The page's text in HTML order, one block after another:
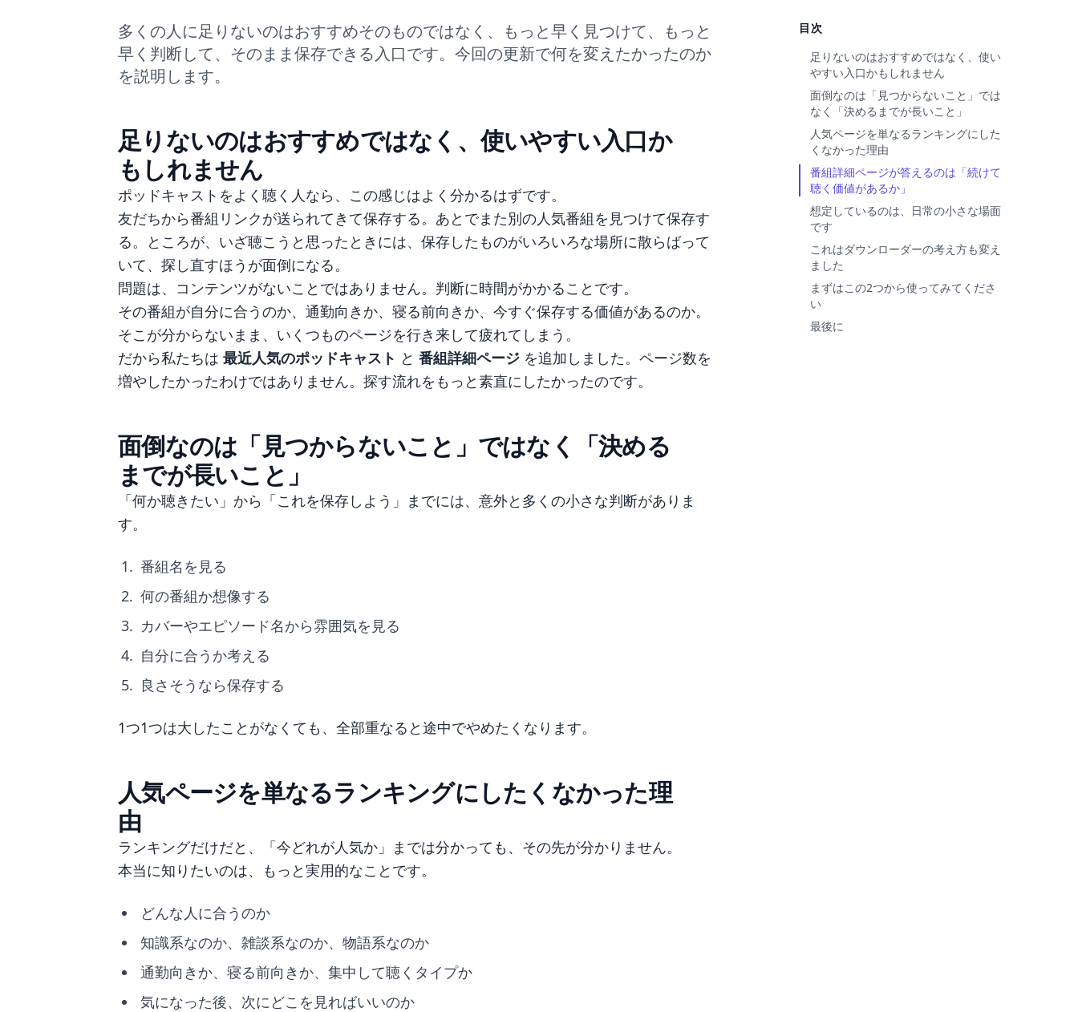
多くの人に足りないのはおすすめそのものではなく、もっと早く見つけて、もっと
早く判断して、そのまま保存できる入口です。今回の更新で何を変えたかったのか
を説明します。
足りないのはおすすめではなく、使いやすい入口か
もしれません
ポッドキャストをよく聴く人なら、この感じはよく分かるはずです。
友だちから番組リンクが送られてきて保存する。あとでまた別の人気番組を見つけて保存す
る。ところが、いざ聴こうと思ったときには、保存したものがいろいろな場所に散らばって
いて、探し直すほうが面倒になる。
問題は、コンテンツがないことではありません。判断に時間がかかることです。
その番組が自分に合うのか、通勤向きか、寝る前向きか、今すぐ保存する価値があるのか。
そこが分からないまま、いくつものページを行き来して疲れてしまう。
だから私たちは 最近人気のポッドキャスト と 番組詳細ページ を追加しました。ページ数を
増やしたかったわけではありません。探す流れをもっと素直にしたかったのです。
面倒なのは「見つからないこと」ではなく「決める
までが長いこと」
「何か聴きたい」から「これを保存しよう」までには、意外と多くの小さな判断がありま
す。
番組名を見る
何の番組か想像する
カバーやエピソード名から雰囲気を見る
自分に合うか考える
良さそうなら保存する
1つ1つは大したことがなくても、全部重なると途中でやめたくなります。
人気ページを単なるランキングにしたくなかった理
由
ランキングだけだと、「今どれが人気か」までは分かっても、その先が分かりません。
本当に知りたいのは、もっと実用的なことです。
どんな人に合うのか
知識系なのか、雑談系なのか、物語系なのか
通勤向きか、寝る前向きか、集中して聴くタイプか
気になった後、次にどこを見ればいいのか
目次
足りないのはおすすめではなく、使い
やすい入口かもしれません
面倒なのは「見つからないこと」では
なく「決めるまでが長いこと」
人気ページを単なるランキングにした
くなかった理由
番組詳細ページが答えるのは「続けて
聴く価値があるか」
想定しているのは、日常の小さな場面
です
これはダウンローダーの考え方も変え
ました
まずはこの2つから使ってみてくださ
い
最後に